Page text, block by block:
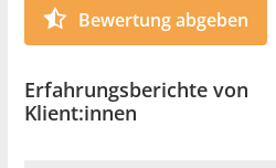
Bewertung abgeben
Erfahrungsberichte von
Klient:innen